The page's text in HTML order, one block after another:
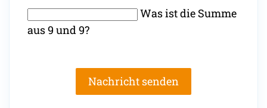
Was ist die Summe
aus 9 und 9?
Nachricht senden